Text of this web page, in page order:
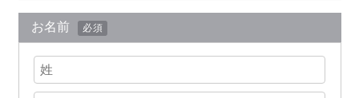
お名前 必須